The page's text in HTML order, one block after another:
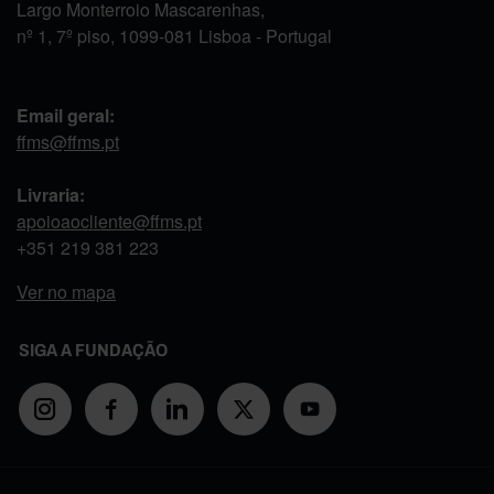
Largo Monterroio Mascarenhas,
nº 1, 7º piso, 1099-081 Lisboa - Portugal
Email geral:
ffms@ffms.pt
Livraria:
apoioaocliente@ffms.pt
+351 219 381 223
Ver no mapa
SIGA A FUNDAÇÃO